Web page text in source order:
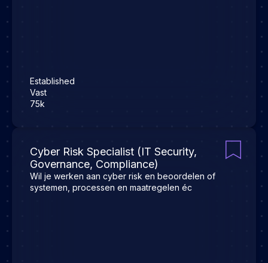
Established
Vast
75k
Cyber Risk Specialist (IT Security,
Governance, Compliance)
Wil je werken aan cyber risk en beoordelen of
systemen, processen en maatregelen éc